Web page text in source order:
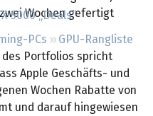
5000 „Deals“
PCs
GPU-Rangliste
Wochen gefertigt
des Portfolios spricht
Apple Geschäfts- und
Wochen Rabatte von
und darauf hingewiesen